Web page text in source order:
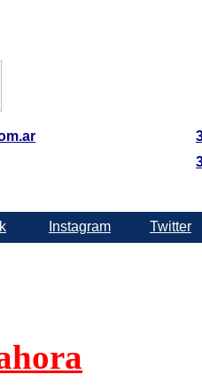
Instagram Twitter